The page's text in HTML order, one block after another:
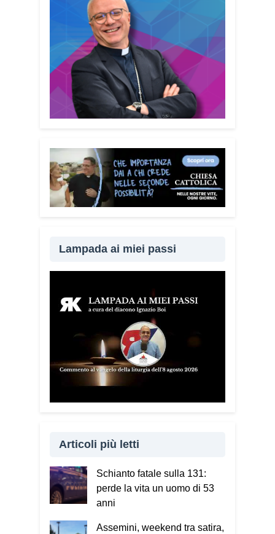
Lampada ai miei passi
Articoli più letti
Schianto fatale sulla 131:
perde la vita un uomo di 53
anni
Assemini, weekend tra satira,